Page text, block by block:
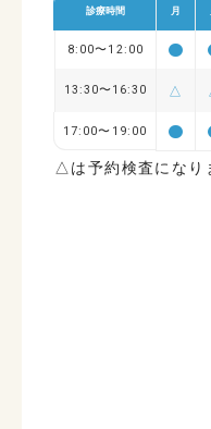
診療時間 月
8:00〜12:00
13:30〜16:30 △
17:00〜19:00
△は予約検査になり